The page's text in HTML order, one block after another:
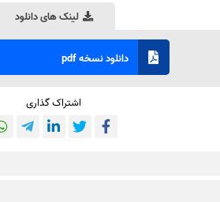
لینک های دانلود
دانلود نسخه pdf
اشتراک گذاری